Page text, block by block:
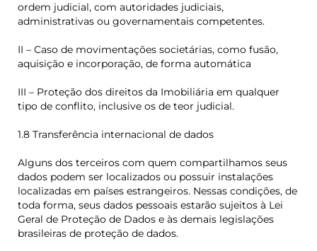
ordem judicial, com autoridades judiciais,
administrativas ou governamentais competentes.
II – Caso de movimentações societárias, como fusão,
aquisição e incorporação, de forma automática
III – Proteção dos direitos da Imobiliária em qualquer
tipo de conflito, inclusive os de teor judicial.
1.8 Transferência internacional de dados
Alguns dos terceiros com quem compartilhamos seus
dados podem ser localizados ou possuir instalações
localizadas em países estrangeiros. Nessas condições, de
toda forma, seus dados pessoais estarão sujeitos à Lei
Geral de Proteção de Dados e às demais legislações
brasileiras de proteção de dados.